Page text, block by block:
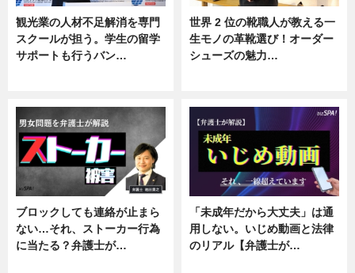
観光業の人材不足解消を専門
スクールが担う。学生の留学
サポートも行うバン…
世界 2 位の靴職人が教える一
生モノの革靴選び！オーダー
シューズの魅力…
ブロックしても連絡が止まら
ない…それ、ストーカー行為
に当たる？弁護士が…
「未成年だから大丈夫」は通
用しない。いじめ動画と法律
のリアル【弁護士が…